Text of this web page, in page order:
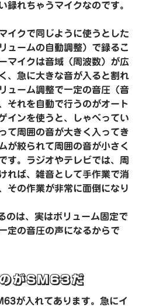
録れちゃうマイクなのです。
イクで同じように使うとした
ュームの自動調整）で録るこ
マイクは音域（周波数）が広
、急に大きな音が入ると割れ
ューム調整で一定の音圧（音
それを自動で行うのがオート
インを使うと、しゃべってい
て周囲の音が大きく入ってき
が絞られて周囲の音が小さく
す。ラジオやテレビでは、周
れば、雑音として手作業で消
その作業が非常に面倒になり
のは、実はボリューム固定で
定の音圧の声になるからで
がSM63だ
が入れてあります。急にイ